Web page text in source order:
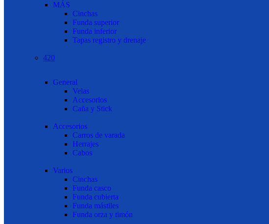
MÁS
Cinchas
Funda superior
Funda inferior
Tapas registro y drenaje
420
General
Velas
Accesorios
Caña y Stick
Accesorios
Carros de varada
Herrajes
Cabos
Varios
Cinchas
Funda casco
Funda cubierta
Funda mástiles
Funda orza y timón